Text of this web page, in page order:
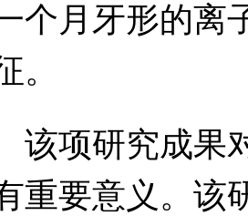
个月牙形的离
。
项研究成果对
重要意义。该